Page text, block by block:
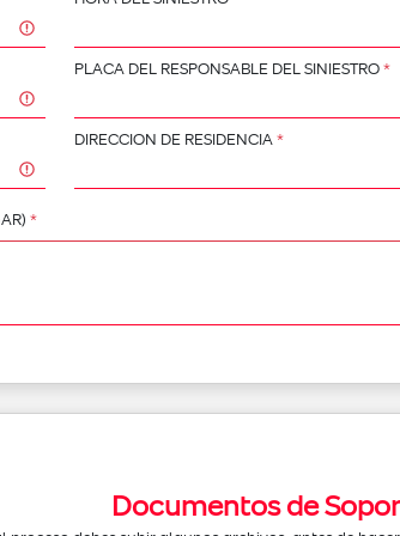
PLACA DEL RESPONSABLE DEL SINIESTRO*
DIRECCION DE RESIDENCIA*
*
Documentos de